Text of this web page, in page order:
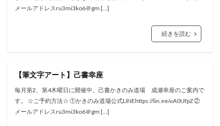
メールアドレスru3mi3ko6＠gm […]
続きを読む
【筆文字アート】己書幸座
毎月第2、第4木曜日に開催中。己書かきのみ道場 成瀬幸座のご案内で
す。 ☆ご予約方法☆ ①かきのみ道場公式LINEhttps://lin.ee/uA0UfpZ ②
メールアドレスru3mi3ko6＠gm […]